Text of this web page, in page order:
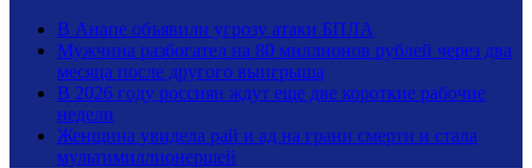
В Анапе объявили угрозу атаки БПЛА
Мужчина разбогател на 80 миллионов рублей через два
месяца после другого выигрыша
В 2026 году россиян ждут еще две короткие рабочие
недели
Женщина увидела рай и ад на грани смерти и стала
мультимиллионершей